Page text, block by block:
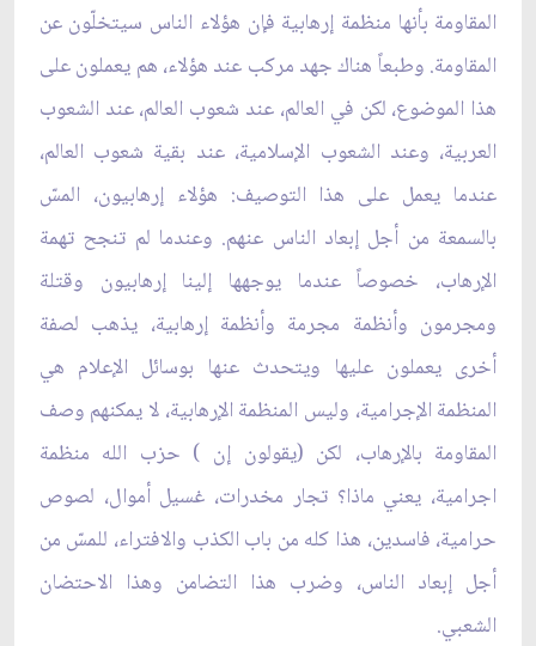
المقاومة بأنها منظمة إرهابية فإن هؤلاء الناس سيتخلّون عن
المقاومة. وطبعاً هناك جهد مركب عند هؤلاء، هم يعملون على
هذا الموضوع، لكن في العالم، عند شعوب العالم، عند الشعوب
العربية، وعند الشعوب الإسلامية، عند بقية شعوب العالم،
عندما يعمل على هذا التوصيف: هؤلاء إرهابيون، المسّ
بالسمعة من أجل إبعاد الناس عنهم. وعندما لم تنجح تهمة
الإرهاب، خصوصاً عندما يوجهها إلينا إرهابيون وقتلة
ومجرمون وأنظمة مجرمة وأنظمة إرهابية، يذهب لصفة
أخرى يعملون عليها ويتحدث عنها بوسائل الإعلام هي
المنظمة الإجرامية، وليس المنظمة الإرهابية، لا يمكنهم وصف
المقاومة بالإرهاب، لكن (يقولون إن ) حزب الله منظمة
اجرامية، يعني ماذا؟ تجار مخدرات، غسيل أموال، لصوص
حرامية، فاسدين، هذا كله من باب الكذب والافتراء، للمسّ من
أجل إبعاد الناس، وضرب هذا التضامن وهذا الاحتضان
الشعبي.